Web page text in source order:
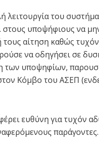
λειτουργία του
στους υποψήφιους να
τους αίτηση καθώς
να οδηγήσει σε
των υποψηφίων,
Κόμβο του ΑΣΕΠ
ευθύνη για τυχόν
παράγοντες.